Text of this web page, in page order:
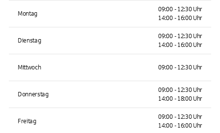
Montag
09:00 - 12:30 Uhr
14:00 - 16:00 Uhr
Dienstag
09:00 - 12:30 Uhr
14:00 - 16:00 Uhr
Mittwoch 09:00 - 12:30 Uhr
Donnerstag
09:00 - 12:30 Uhr
14:00 - 18:00 Uhr
Freitag
09:00 - 12:30 Uhr
14:00 - 16:00 Uhr